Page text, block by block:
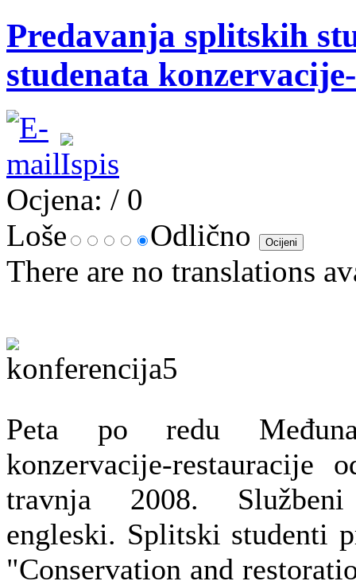
Predavanja splitskih
studenata
Ocjena: / 0
Loše
Odlično
There are no translations
Peta po redu
konzervacije-
travnja 2008.
engleski. Splitski studenti
"Conservation and